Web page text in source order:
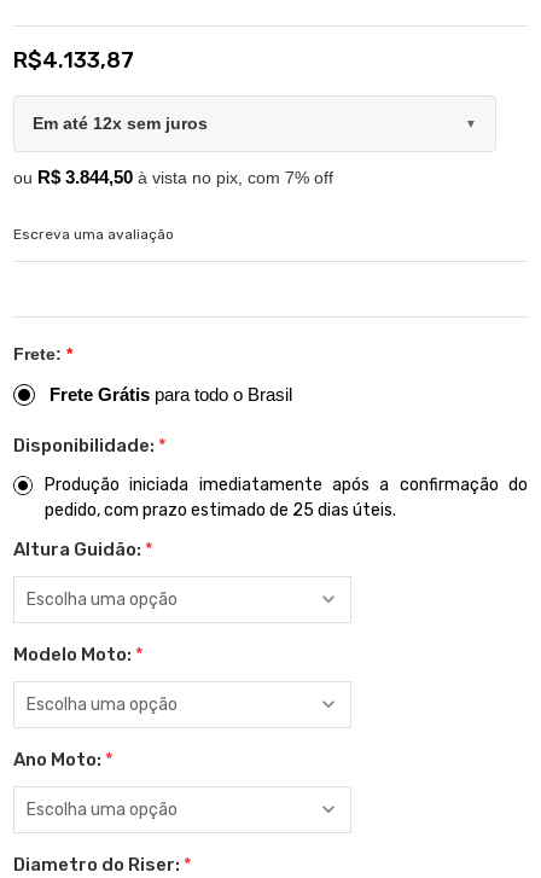
R$4.133,87
Em até 12x sem juros ▼
ou R$ 3.844,50 à vista no pix, com 7% off
Escreva uma avaliação
Frete: *
Frete Grátis para todo o Brasil
Disponibilidade: *
Produção iniciada imediatamente após a confirmação do
pedido, com prazo estimado de 25 dias úteis.
Altura Guidão: *
Modelo Moto: *
Ano Moto: *
Diametro do Riser: *